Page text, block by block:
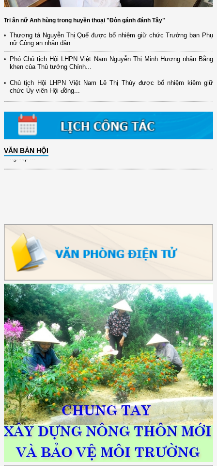
Tri ân nữ Anh hùng trong huyền thoại "Đòn gánh đánh Tây"
Thượng tá Nguyễn Thị Quế được bổ nhiệm giữ chức Trưởng ban Phụ
nữ Công an nhân dân
Phó Chủ tịch Hội LHPN Việt Nam Nguyễn Thị Minh Hương nhận Bằng
khen của Thủ tướng Chính...
Chủ tịch Hội LHPN Việt Nam Lê Thị Thủy được bổ nhiệm kiêm giữ
chức Ủy viên Hội đồng...
VĂN BẢN HỘI
(12/TB-HĐKH) V/v đăng ký, đề xuất nhiệm vụ Khoa học, công nghệ và
đổi mới ...
(898/KH/ĐCT) Kế hoạch thực hiện Quyết định số 2415/QĐ-TTg ngày
31/10/2025 ...
(417/QĐ-BNNMT) Quyết định phê duyệt Chương trình mục tiêu quốc gia
xây dựng ...
(891/KH-ĐCT) Kế hoạch thực hiện Nghị quyết số 72-NQ/TW ngày
9/9/2025 của Bộ ...
nghiệp ...